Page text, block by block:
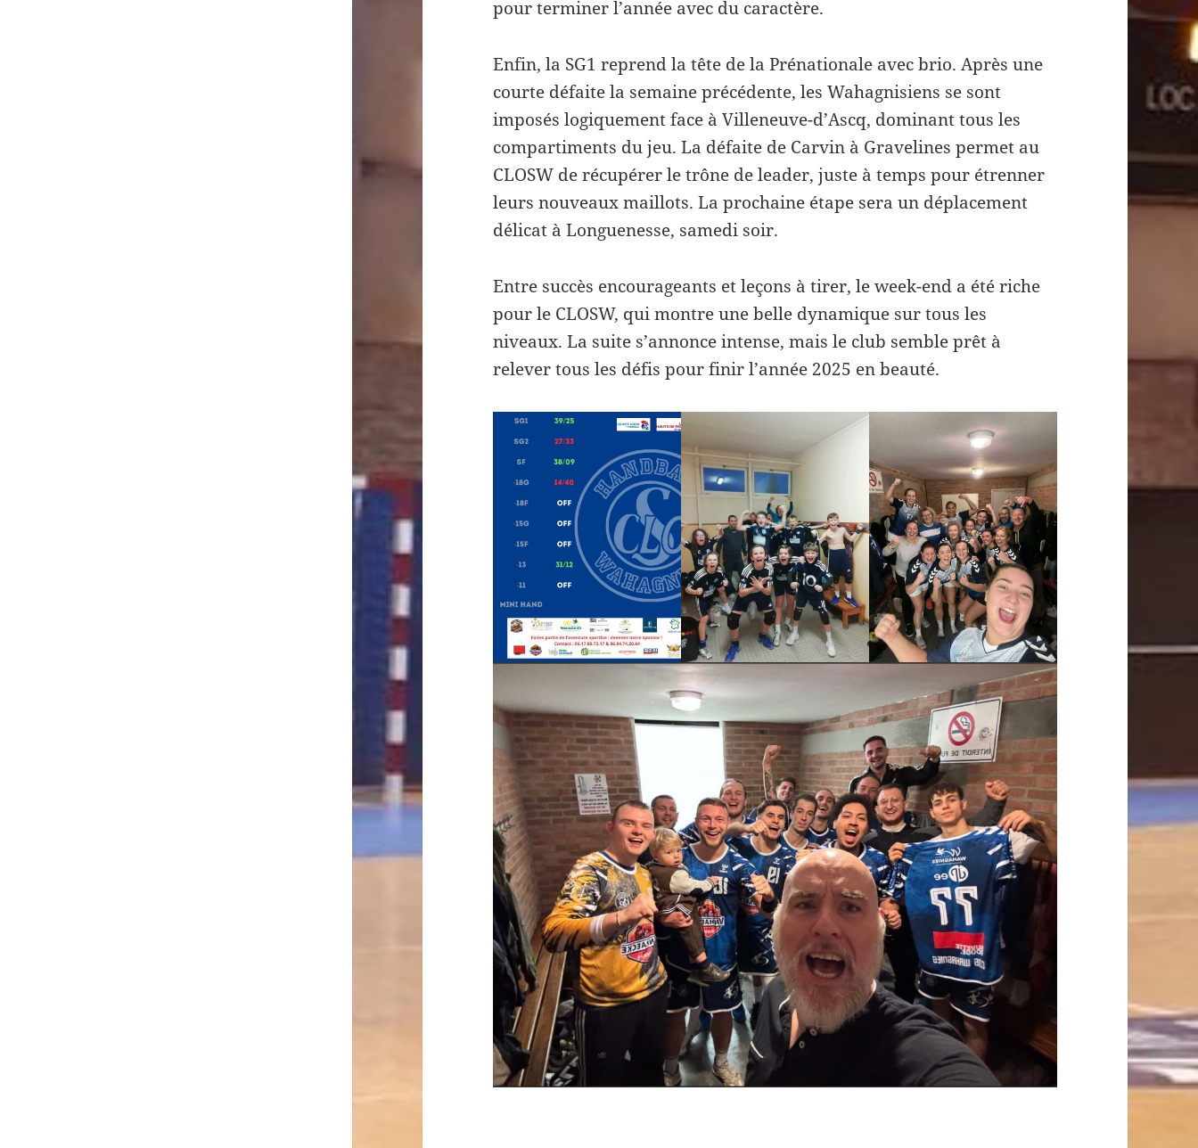
pour terminer l’année avec du caractère.
Enfin, la SG1 reprend la tête de la Prénationale avec brio. Après une
courte défaite la semaine précédente, les Wahagnisiens se sont
imposés logiquement face à Villeneuve-d’Ascq, dominant tous les
compartiments du jeu. La défaite de Carvin à Gravelines permet au
CLOSW de récupérer le trône de leader, juste à temps pour étrenner
leurs nouveaux maillots. La prochaine étape sera un déplacement
délicat à Longuenesse, samedi soir.
Entre succès encourageants et leçons à tirer, le week-end a été riche
pour le CLOSW, qui montre une belle dynamique sur tous les
niveaux. La suite s’annonce intense, mais le club semble prêt à
relever tous les défis pour finir l’année 2025 en beauté.